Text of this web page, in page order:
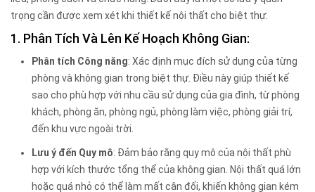
trọng cần được xem xét khi thiết kế nội thất cho biệt thự:
1. Phân Tích Và Lên Kế Hoạch Không Gian:
Phân tích Công năng: Xác định mục đích sử dụng của từng
phòng và không gian trong biệt thự. Điều này giúp thiết kế
sao cho phù hợp với nhu cầu sử dụng của gia đình, từ phòng
khách, phòng ăn, phòng ngủ, phòng làm việc, phòng giải trí,
đến khu vực ngoài trời.
Lưu ý đến Quy mô: Đảm bảo rằng quy mô của nội thất phù
hợp với kích thước tổng thể của không gian. Nội thất quá lớn
hoặc quá nhỏ có thể làm mất cân đối, khiến không gian kém